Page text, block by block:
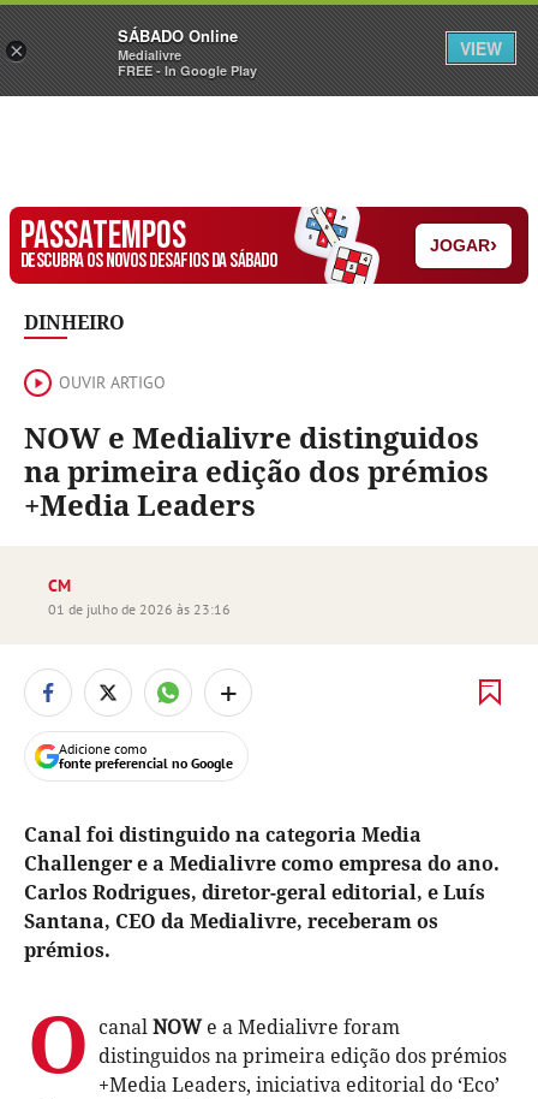
Sábado Assine Iniciar Sessão
PASSATEMPOS
DESCUBRA OS NOVOS DESAFIOS DA SÁBADO
JOGAR›
DINHEIRO
OUVIR ARTIGO
NOW e Medialivre distinguidos
na primeira edição dos prémios
+Media Leaders
CM
01 de julho de 2026 às 23:16
+
Adicione como
fonte preferencial no Google
Canal foi distinguido na categoria Media
Challenger e a Medialivre como empresa do ano.
Carlos Rodrigues, diretor-geral editorial, e Luís
Santana, CEO da Medialivre, receberam os
prémios.
O canalNOWe a Medialivre foram
distinguidos na primeira edição dos prémios
+Media Leaders, iniciativa editorial do ‘Eco’
×
SÁBADO Online
Medialivre
FREE - In Google Play
VIEW